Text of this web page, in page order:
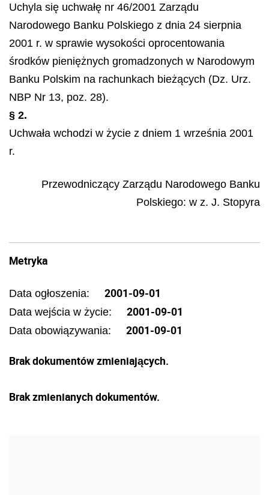
Uchyla się uchwałę nr 46/2001 Zarządu
Narodowego Banku Polskiego z dnia 24 sierpnia
2001 r. w sprawie wysokości oprocentowania
środków pieniężnych gromadzonych w Narodowym
Banku Polskim na rachunkach bieżących (Dz. Urz.
NBP Nr 13, poz. 28).
§ 2.
Uchwała wchodzi w życie z dniem 1 września 2001
r.
Przewodniczący Zarządu Narodowego Banku
Polskiego: w z. J. Stopyra
Metryka
Data ogłoszenia: 2001-09-01
Data wejścia w życie: 2001-09-01
Data obowiązywania: 2001-09-01
Brak dokumentów zmieniających.
Brak zmienianych dokumentów.